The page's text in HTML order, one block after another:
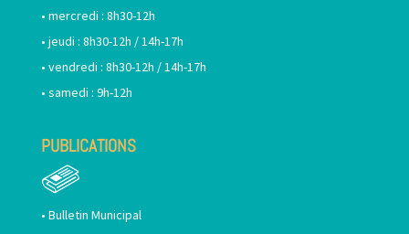
• mercredi : 8h30-12h
• jeudi : 8h30-12h / 14h-17h
• vendredi : 8h30-12h / 14h-17h
• samedi : 9h-12h
PUBLICATIONS
• Bulletin Municipal